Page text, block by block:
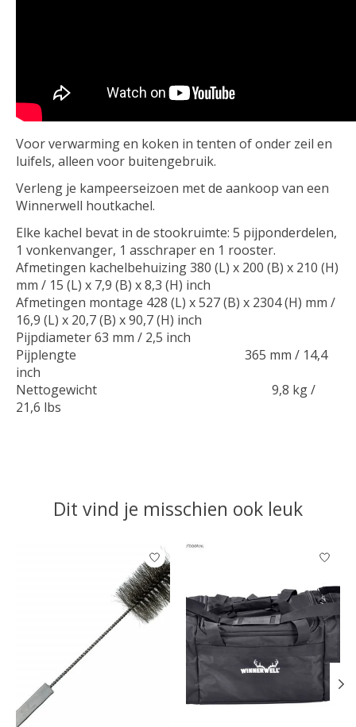
Voor verwarming en koken in tenten of onder zeil en
luifels, alleen voor buitengebruik.
Verleng je kampeerseizoen met de aankoop van een
Winnerwell houtkachel.
Elke kachel bevat in de stookruimte: 5 pijponderdelen,
1 vonkenvanger, 1 asschraper en 1 rooster.
Afmetingen kachelbehuizing 380 (L) x 200 (B) x 210 (H)
mm / 15 (L) x 7,9 (B) x 8,3 (H) inch
Afmetingen montage 428 (L) x 527 (B) x 2304 (H) mm /
16,9 (L) x 20,7 (B) x 90,7 (H) inch
Pijpdiameter 63 mm / 2,5 inch
Pijplengte 365 mm / 14,4
inch
Nettogewicht 9,8 kg /
21,6 lbs
Dit vind je misschien ook leuk
Items van productcarrousel